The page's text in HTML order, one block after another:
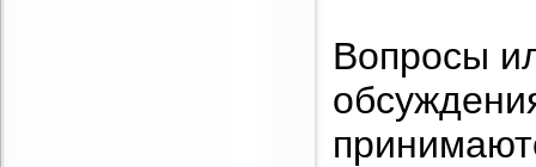
Вопросы